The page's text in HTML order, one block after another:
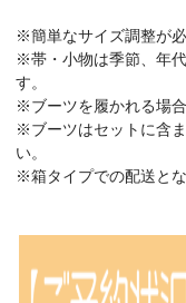
※簡単なサイズ調整が
※帯・小物は季節、年
す。
※ブーツを履かれる場
※ブーツはセットに含
い。
※箱タイプでの配送とな